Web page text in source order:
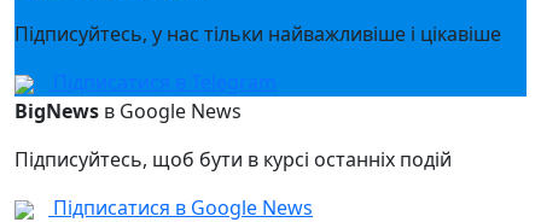
Підписуйтесь, у нас тільки найважливіше і цікавіше
Підписатися в Telegram
BigNews в Google News
Підписуйтесь, щоб бути в курсі останніх подій
Підписатися в Google News